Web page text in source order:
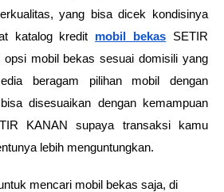
yang bisa dicek kondisinya
katalog kredit mobil bekas SETIR
opsi mobil bekas sesuai domisili yang
beragam pilihan mobil dengan
disesuaikan dengan kemampuan
KANAN supaya transaksi kamu
lebih menguntungkan.
mencari mobil bekas saja, di